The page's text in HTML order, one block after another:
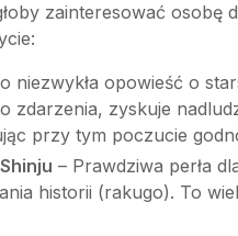
zainteresować
niezwykła opowieść o
zdarzenia, zyskuje
przy tym poczucie
– Prawdziwa perła
historii (rakugo). To